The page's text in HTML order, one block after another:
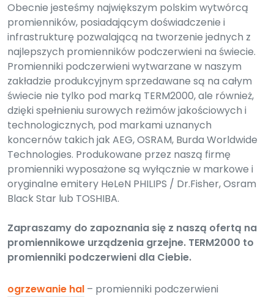
Obecnie jesteśmy największym polskim wytwórcą
promienników, posiadającym doświadczenie i
infrastrukturę pozwalającą na tworzenie jednych z
najlepszych promienników podczerwieni na świecie.
Promienniki podczerwieni wytwarzane w naszym
zakładzie produkcyjnym sprzedawane są na całym
świecie nie tylko pod marką TERM2000, ale również,
dzięki spełnieniu surowych reżimów jakościowych i
technologicznych, pod markami uznanych
koncernów takich jak AEG, OSRAM, Burda Worldwide
Technologies. Produkowane przez naszą firmę
promienniki wyposażone są wyłącznie w markowe i
oryginalne emitery HeLeN PHILIPS / Dr.Fisher, Osram
Black Star lub TOSHIBA.
Zapraszamy do zapoznania się z naszą ofertą na
promiennikowe urządzenia grzejne. TERM2000 to
promienniki podczerwieni dla Ciebie.
ogrzewanie hal – promienniki podczerwieni